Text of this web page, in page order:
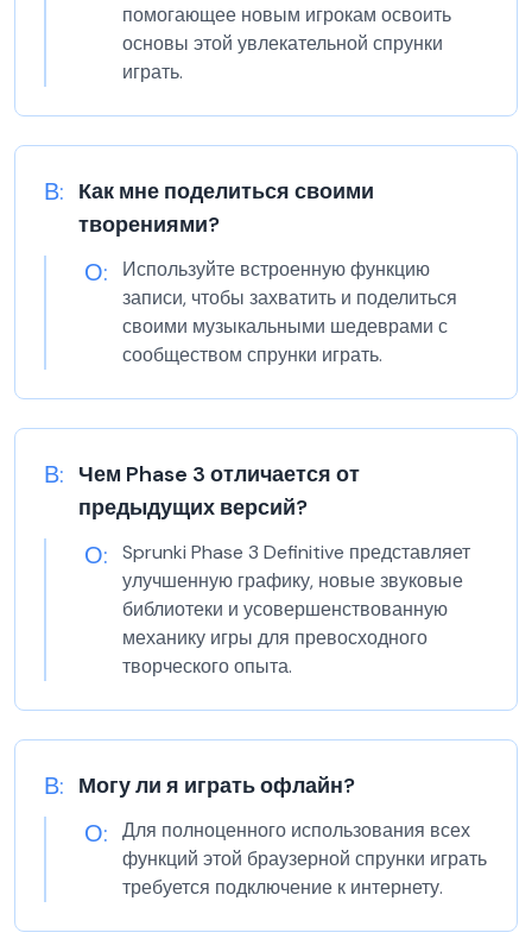
помогающее новым игрокам освоить
основы этой увлекательной спрунки
играть.
В: Как мне поделиться своими
творениями?
О:
Используйте встроенную функцию
записи, чтобы захватить и поделиться
своими музыкальными шедеврами с
сообществом спрунки играть.
В: Чем Phase 3 отличается от
предыдущих версий?
О:
Sprunki Phase 3 Definitive представляет
улучшенную графику, новые звуковые
библиотеки и усовершенствованную
механику игры для превосходного
творческого опыта.
В: Могу ли я играть офлайн?
О:
Для полноценного использования всех
функций этой браузерной спрунки играть
требуется подключение к интернету.